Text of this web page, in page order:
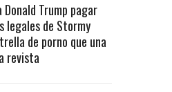
Donald Trump pagar
legales de Stormy
de porno que una
revista